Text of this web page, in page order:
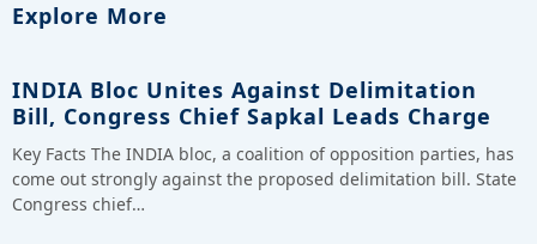
Explore More
INDIA Bloc Unites Against Delimitation
Bill, Congress Chief Sapkal Leads Charge
Key Facts The INDIA bloc, a coalition of opposition parties, has
come out strongly against the proposed delimitation bill. State
Congress chief…